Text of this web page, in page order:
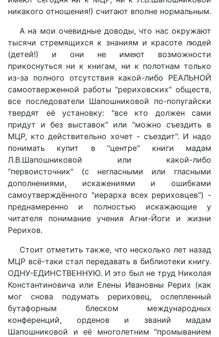
никакого отношения!) считают вполне нормальным.
А на мои очевидные доводы, что нас окружают
тысячи стремящихся к знаниям и красоте людей
(детей!) и они не имеют возможности
прикоснуться ни к книгам, ни к полотнам только
из-за полного отсутствия какой-либо РЕАЛЬНОЙ
самоотверженной работы "рериховских" обществ,
все последователи Шапошниковой по-попугайски
твердят её установку: "все кто должен сами
придут и без выставок" или "можно съездить в
МЦР, кто действительно хочет - съездит". И надо
понимать купит в "центре" книги мадам
Л.В.Шапошниковой или какой-либо
"первоисточник" (с негласными или гласными
дополнениями, искажениями и ошибками
самоутверждённого "иерарха всех рериховцев") -
преднамеренно и полностью искажающие у
читателя понимание учения Агни-Йоги и жизни
Рерихов.
Стоит отметить также, что несколько лет назад
МЦР всё-таки стал передавать в библиотеки книгу.
ОДНУ-ЕДИНСТВЕННУЮ. И это был не труд Николая
Константиновича или Елены Ивановны Рерих (как
мог снова подумать рериховец, ослепленный
бутафорным блеском международных
конференций, орденов и званий мадам
Шапошниковой и её многолетним "промыванием